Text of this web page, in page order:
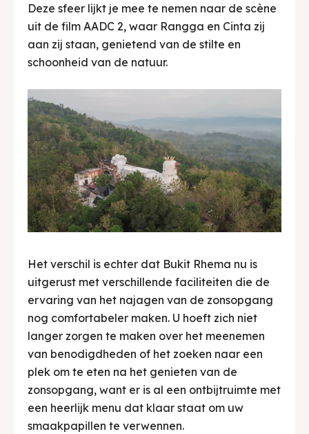
Deze sfeer lijkt je mee te nemen naar de scène
uit de film AADC 2, waar Rangga en Cinta zij
aan zij staan, genietend van de stilte en
schoonheid van de natuur.
Het verschil is echter dat Bukit Rhema nu is
uitgerust met verschillende faciliteiten die de
ervaring van het najagen van de zonsopgang
nog comfortabeler maken. U hoeft zich niet
langer zorgen te maken over het meenemen
van benodigdheden of het zoeken naar een
plek om te eten na het genieten van de
zonsopgang, want er is al een ontbijtruimte met
een heerlijk menu dat klaar staat om uw
smaakpapillen te verwennen.